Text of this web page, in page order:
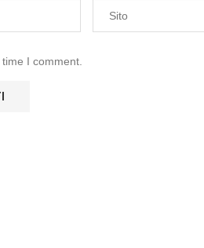
I comment.